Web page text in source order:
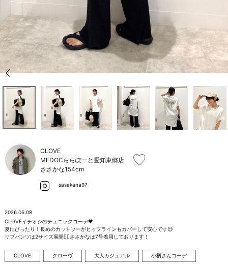
NEWS
ブランド一覧
店舗検索
ご利用ガイド/ヘルプ
Item
CLOVE
MEDOCららぽーと愛知東郷店
ささかな154cm
sasakana97
2026.06.08
CLOVEイチオシのチュニックコーデ🖤
夏にぴったり！長めのカットソーがヒップラインもカバーして安心です😊
リブパンツは2サイズ展開👍🏻ささかなは7号着用しております！
CLOVE クローヴ 大人カジュアル 小柄さんコーデ